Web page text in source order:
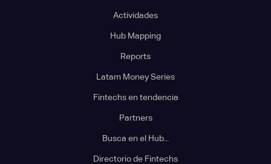
Actividades
Hub Mapping
Reports
Latam Money Series
Fintechs en tendencia
Partners
Busca en el Hub...
Directorio de Fintechs